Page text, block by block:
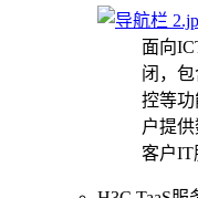
面向
闭，
控等
户提
客户IT